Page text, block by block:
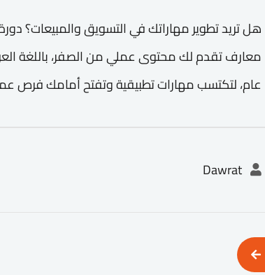
هل تريد تطوير مهاراتك في التسويق والمبيعات؟
معارف تقدم لك محتوى عملي من الصفر، باللغة
عام، لتكتسب مهارات تطبيقية وتفتح أمامك فرص
Dawrat